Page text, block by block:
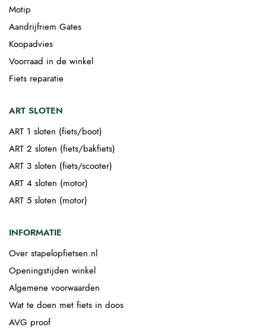
Motip
Aandrijfriem Gates
Koopadvies
Voorraad in de winkel
Fiets reparatie
ART SLOTEN
ART 1 sloten (fiets/boot)
ART 2 sloten (fiets/bakfiets)
ART 3 sloten (fiets/scooter)
ART 4 sloten (motor)
ART 5 sloten (motor)
INFORMATIE
Over stapelopfietsen.nl
Openingstijden winkel
Algemene voorwaarden
Wat te doen met fiets in doos
AVG proof